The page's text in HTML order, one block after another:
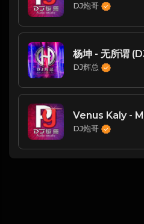
DJ炮哥
DJ辉总
Venus Kaly -
DJ炮哥